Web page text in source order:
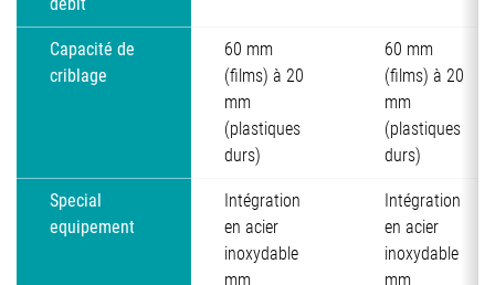
débit
Capacité de
criblage
60 mm
(films) à 20
mm
(plastiques
durs)
60 mm
(films) à 20
mm
(plastiques
durs)
Special
equipement
Intégration
en acier
inoxydable
mm
Intégration
en acier
inoxydable
mm